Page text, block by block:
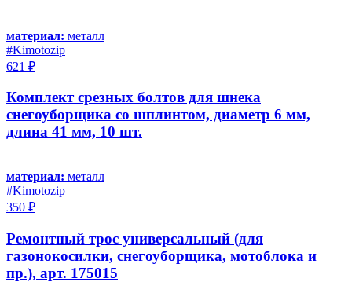
материал: металл
#Kimotozip
621 ₽
Комплект срезных болтов для шнека
снегоуборщика со шплинтом, диаметр 6 мм,
длина 41 мм, 10 шт.
материал: металл
#Kimotozip
350 ₽
Ремонтный трос универсальный (для
газонокосилки, снегоуборщика, мотоблока и
пр.), арт. 175015